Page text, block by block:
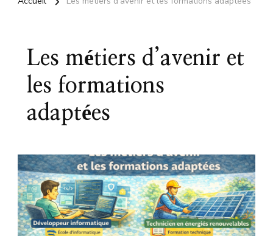
Les métiers d’avenir et
les formations
adaptées